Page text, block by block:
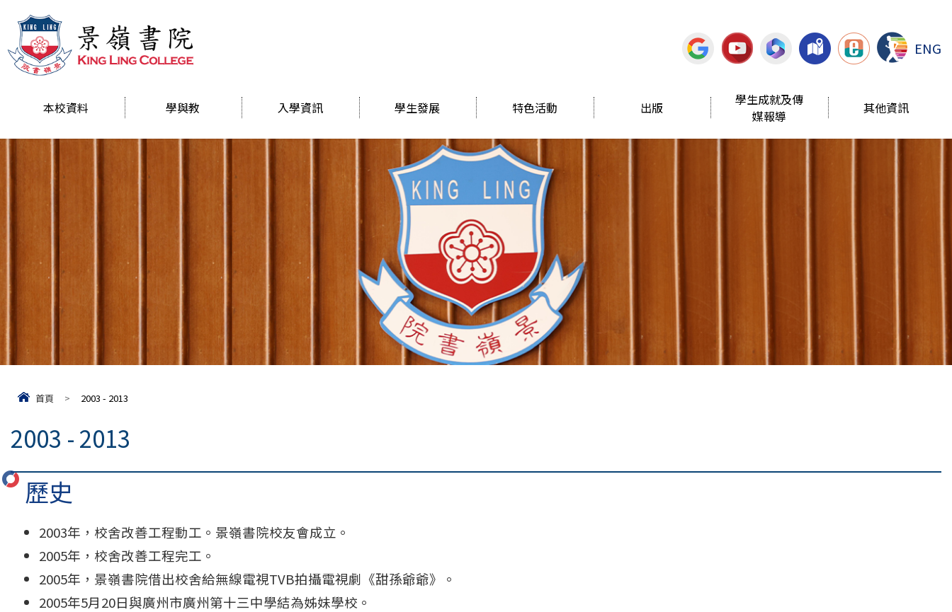
ENG
本校資料 學與教 入學資訊 學生發展 特色活動 出版
學生成就及傳
媒報導
其他資訊
首頁 > 2003 - 2013
2003 - 2013
歷史
2003年，校舍改善工程動工。景嶺書院校友會成立。
2005年，校舍改善工程完工。
2005年，景嶺書院借出校舍給無線電視TVB拍攝電視劇《甜孫爺爺》。
2005年5月20日與廣州市廣州第十三中學結為姊妹學校。